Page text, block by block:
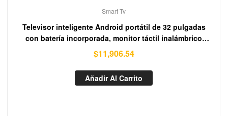
Smart Tv
Televisor inteligente Android portátil de 32 pulgadas
con batería incorporada, monitor táctil inalámbrico
Android, televisor móvil para cocina y dormitorio
$11,906.54
Añadir Al Carrito